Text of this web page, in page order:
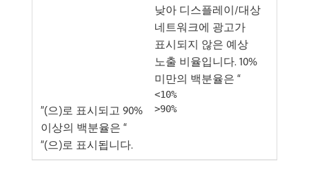
낮아 디스플레이/대상
네트워크에 광고가
표시되지 않은 예상
노출 비율입니다. 10%
미만의 백분율은 “
<10%
”(으)로 표시되고 90%
이상의 백분율은 “
>90%
”(으)로 표시됩니다.